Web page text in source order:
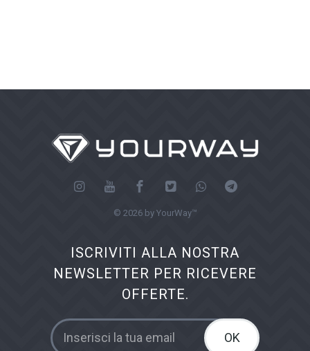
© 2026 by YourWay™
ISCRIVITI ALLA NOSTRA
NEWSLETTER PER RICEVERE
OFFERTE.
OK